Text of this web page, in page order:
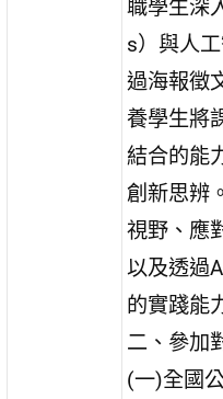
職學生深
s）與人
過海報徵
養學生將
結合的能
創新思辨
視野、應
以及透過
的實踐能
二、參加
(一)全國